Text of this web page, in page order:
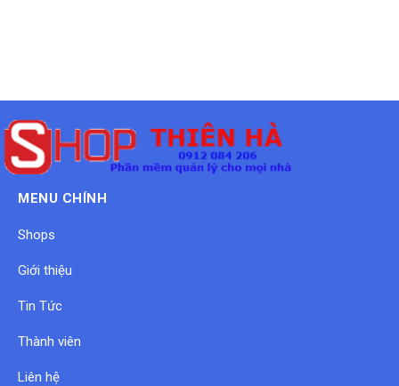
MENU CHÍNH
Shops
Giới thiệu
Tin Tức
Thành viên
Liên hệ